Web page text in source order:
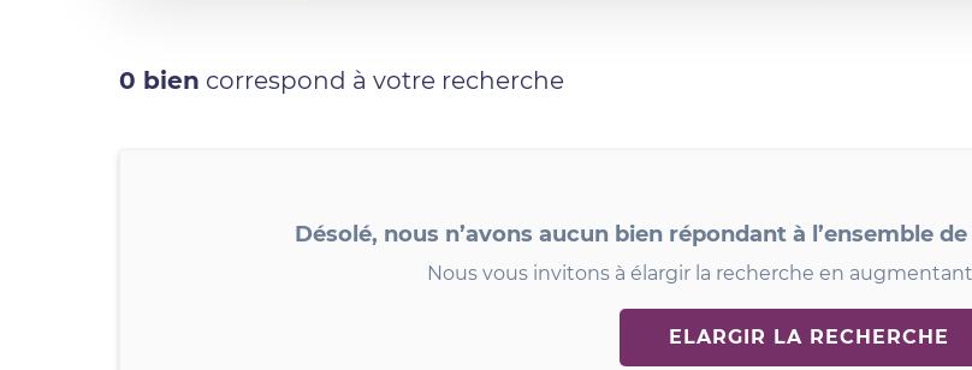
0 bien correspond à votre recherche
Désolé, nous n’avons aucun bien répondant à l’ensemble
Nous vous invitons à élargir la recherche en
ELARGIR LA RECHERCHE